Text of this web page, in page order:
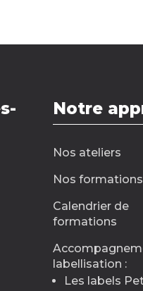
Notre
Nos ateliers
Nos formations
Calendrier de
formations
labellisation :
Les labels